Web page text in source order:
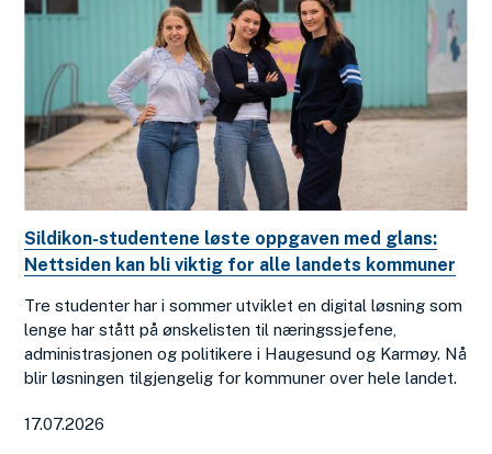
17.07.2026
Sildikon-studentene løste oppgaven med glans:
Nettsiden kan bli viktig for alle landets kommuner
Tre studenter har i sommer utviklet en digital løsning som
lenge har stått på ønskelisten til næringssjefene,
administrasjonen og politikere i Haugesund og Karmøy. Nå
blir løsningen tilgjengelig for kommuner over hele landet.